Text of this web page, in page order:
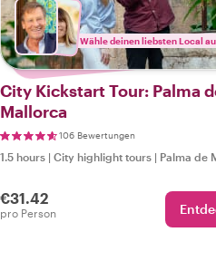
Wähle deinen liebsten Local
City Kickstart Tour: Palma
Mallorca
106 Bewertungen
1.5 hours | City highlight tours | Palma de
€31.42
pro Person